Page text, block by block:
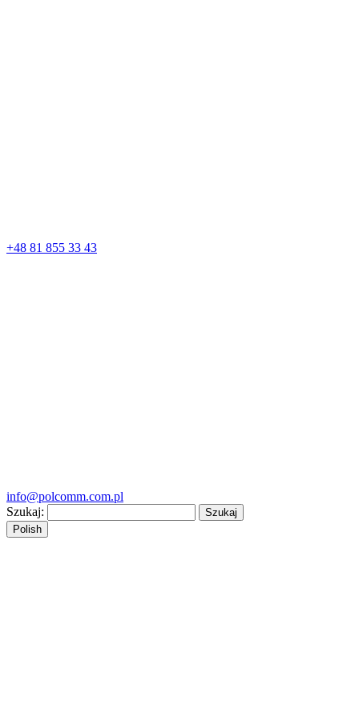
+48 81 855 33 43
info@polcomm.com.pl
Szukaj:
Polish